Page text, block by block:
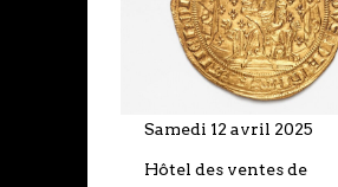
Samedi 12 avril 2025
Hôtel des ventes de